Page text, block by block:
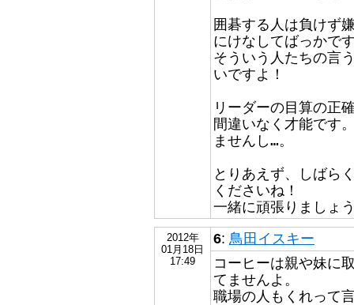
囲碁する人は負けず
にけなしてばっかで
そういう人たちの言
いですよ！
リーダーの目算の正
間違いなく才能です
ませんし…。
とりあえず、しばら
くださいね！
一緒に頑張りましょ
2012年
01月18日
17:49
6: 鳥田イスキー
コーヒーは親や妹に
てませんよ。
職場の人もくれって